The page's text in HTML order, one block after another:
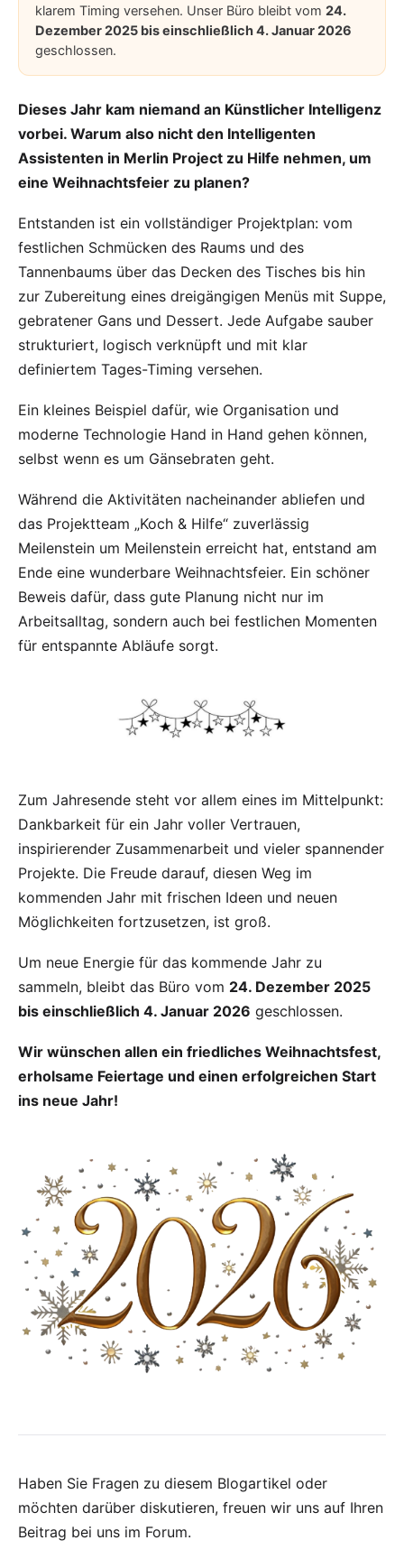
klarem Timing versehen. Unser Büro bleibt vom 24.
Dezember 2025 bis einschließlich 4. Januar 2026
geschlossen.
Dieses Jahr kam niemand an Künstlicher Intelligenz
vorbei. Warum also nicht den Intelligenten
Assistenten in Merlin Project zu Hilfe nehmen, um
eine Weihnachtsfeier zu planen?
Entstanden ist ein vollständiger Projektplan: vom
festlichen Schmücken des Raums und des
Tannenbaums über das Decken des Tisches bis hin
zur Zubereitung eines dreigängigen Menüs mit Suppe,
gebratener Gans und Dessert. Jede Aufgabe sauber
strukturiert, logisch verknüpft und mit klar
definiertem Tages-Timing versehen.
Ein kleines Beispiel dafür, wie Organisation und
moderne Technologie Hand in Hand gehen können,
selbst wenn es um Gänsebraten geht.
Während die Aktivitäten nacheinander abliefen und
das Projektteam „Koch & Hilfe“ zuverlässig
Meilenstein um Meilenstein erreicht hat, entstand am
Ende eine wunderbare Weihnachtsfeier. Ein schöner
Beweis dafür, dass gute Planung nicht nur im
Arbeitsalltag, sondern auch bei festlichen Momenten
für entspannte Abläufe sorgt.
Zum Jahresende steht vor allem eines im Mittelpunkt:
Dankbarkeit für ein Jahr voller Vertrauen,
inspirierender Zusammenarbeit und vieler spannender
Projekte. Die Freude darauf, diesen Weg im
kommenden Jahr mit frischen Ideen und neuen
Möglichkeiten fortzusetzen, ist groß.
Um neue Energie für das kommende Jahr zu
sammeln, bleibt das Büro vom 24. Dezember 2025
bis einschließlich 4. Januar 2026 geschlossen.
Wir wünschen allen ein friedliches Weihnachtsfest,
erholsame Feiertage und einen erfolgreichen Start
ins neue Jahr!
Haben Sie Fragen zu diesem Blogartikel oder
möchten darüber diskutieren, freuen wir uns auf Ihren
Beitrag bei uns im Forum.